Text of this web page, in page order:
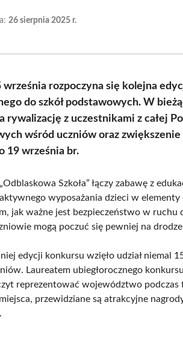
26 sierpnia 2025 r.
września rozpoczyna się kolejna
do szkół podstawowych. W
rywalizację z uczestnikami z całej
wśród uczniów oraz
19 września br.
Szkoła” łączy zabawę z
wyposażania dzieci w
jak ważne jest bezpieczeństwo w ruchu
mogą poczuć się pewniej na
edycji konkursu wzięło udział niemal
Laureatem ubiegłorocznego
reprezentować województwo
przewidziane są atrakcyjne